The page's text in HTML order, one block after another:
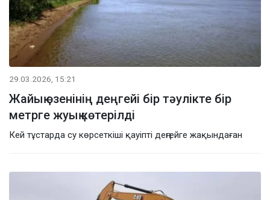
29.03.2026, 15:21
Жайық өзенінің деңгейі бір тәулікте бір
метрге жуық көтерілді
Кей тұстарда су көрсеткіші қауіпті деңгейге жақындаған